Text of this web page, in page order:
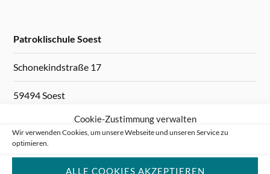
Cookie-Zustimmung verwalten
Wir verwenden Cookies, um unsere Webseite und unseren Service zu
optimieren.
ALLE COOKIES AKZEPTIEREN
Patroklischule Soest
Schonekindstraße 17
59494 Soest
Telefon: 0 29 21 / 94 80 400